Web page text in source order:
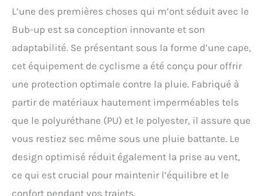
prise au vent Compatible
avec le port d’un petit sac
à dos
L’une des premières choses qui m’ont séduit avec le
Bub-up est sa conception innovante et son
adaptabilité. Se présentant sous la forme d’une cape,
cet équipement de cyclisme a été conçu pour offrir
une protection optimale contre la pluie. Fabriqué à
partir de matériaux hautement imperméables tels
que le polyuréthane (PU) et le polyester, il assure que
vous restiez sec même sous une pluie battante. Le
design optimisé réduit également la prise au vent,
ce qui est crucial pour maintenir l’équilibre et le
confort pendant vos trajets.